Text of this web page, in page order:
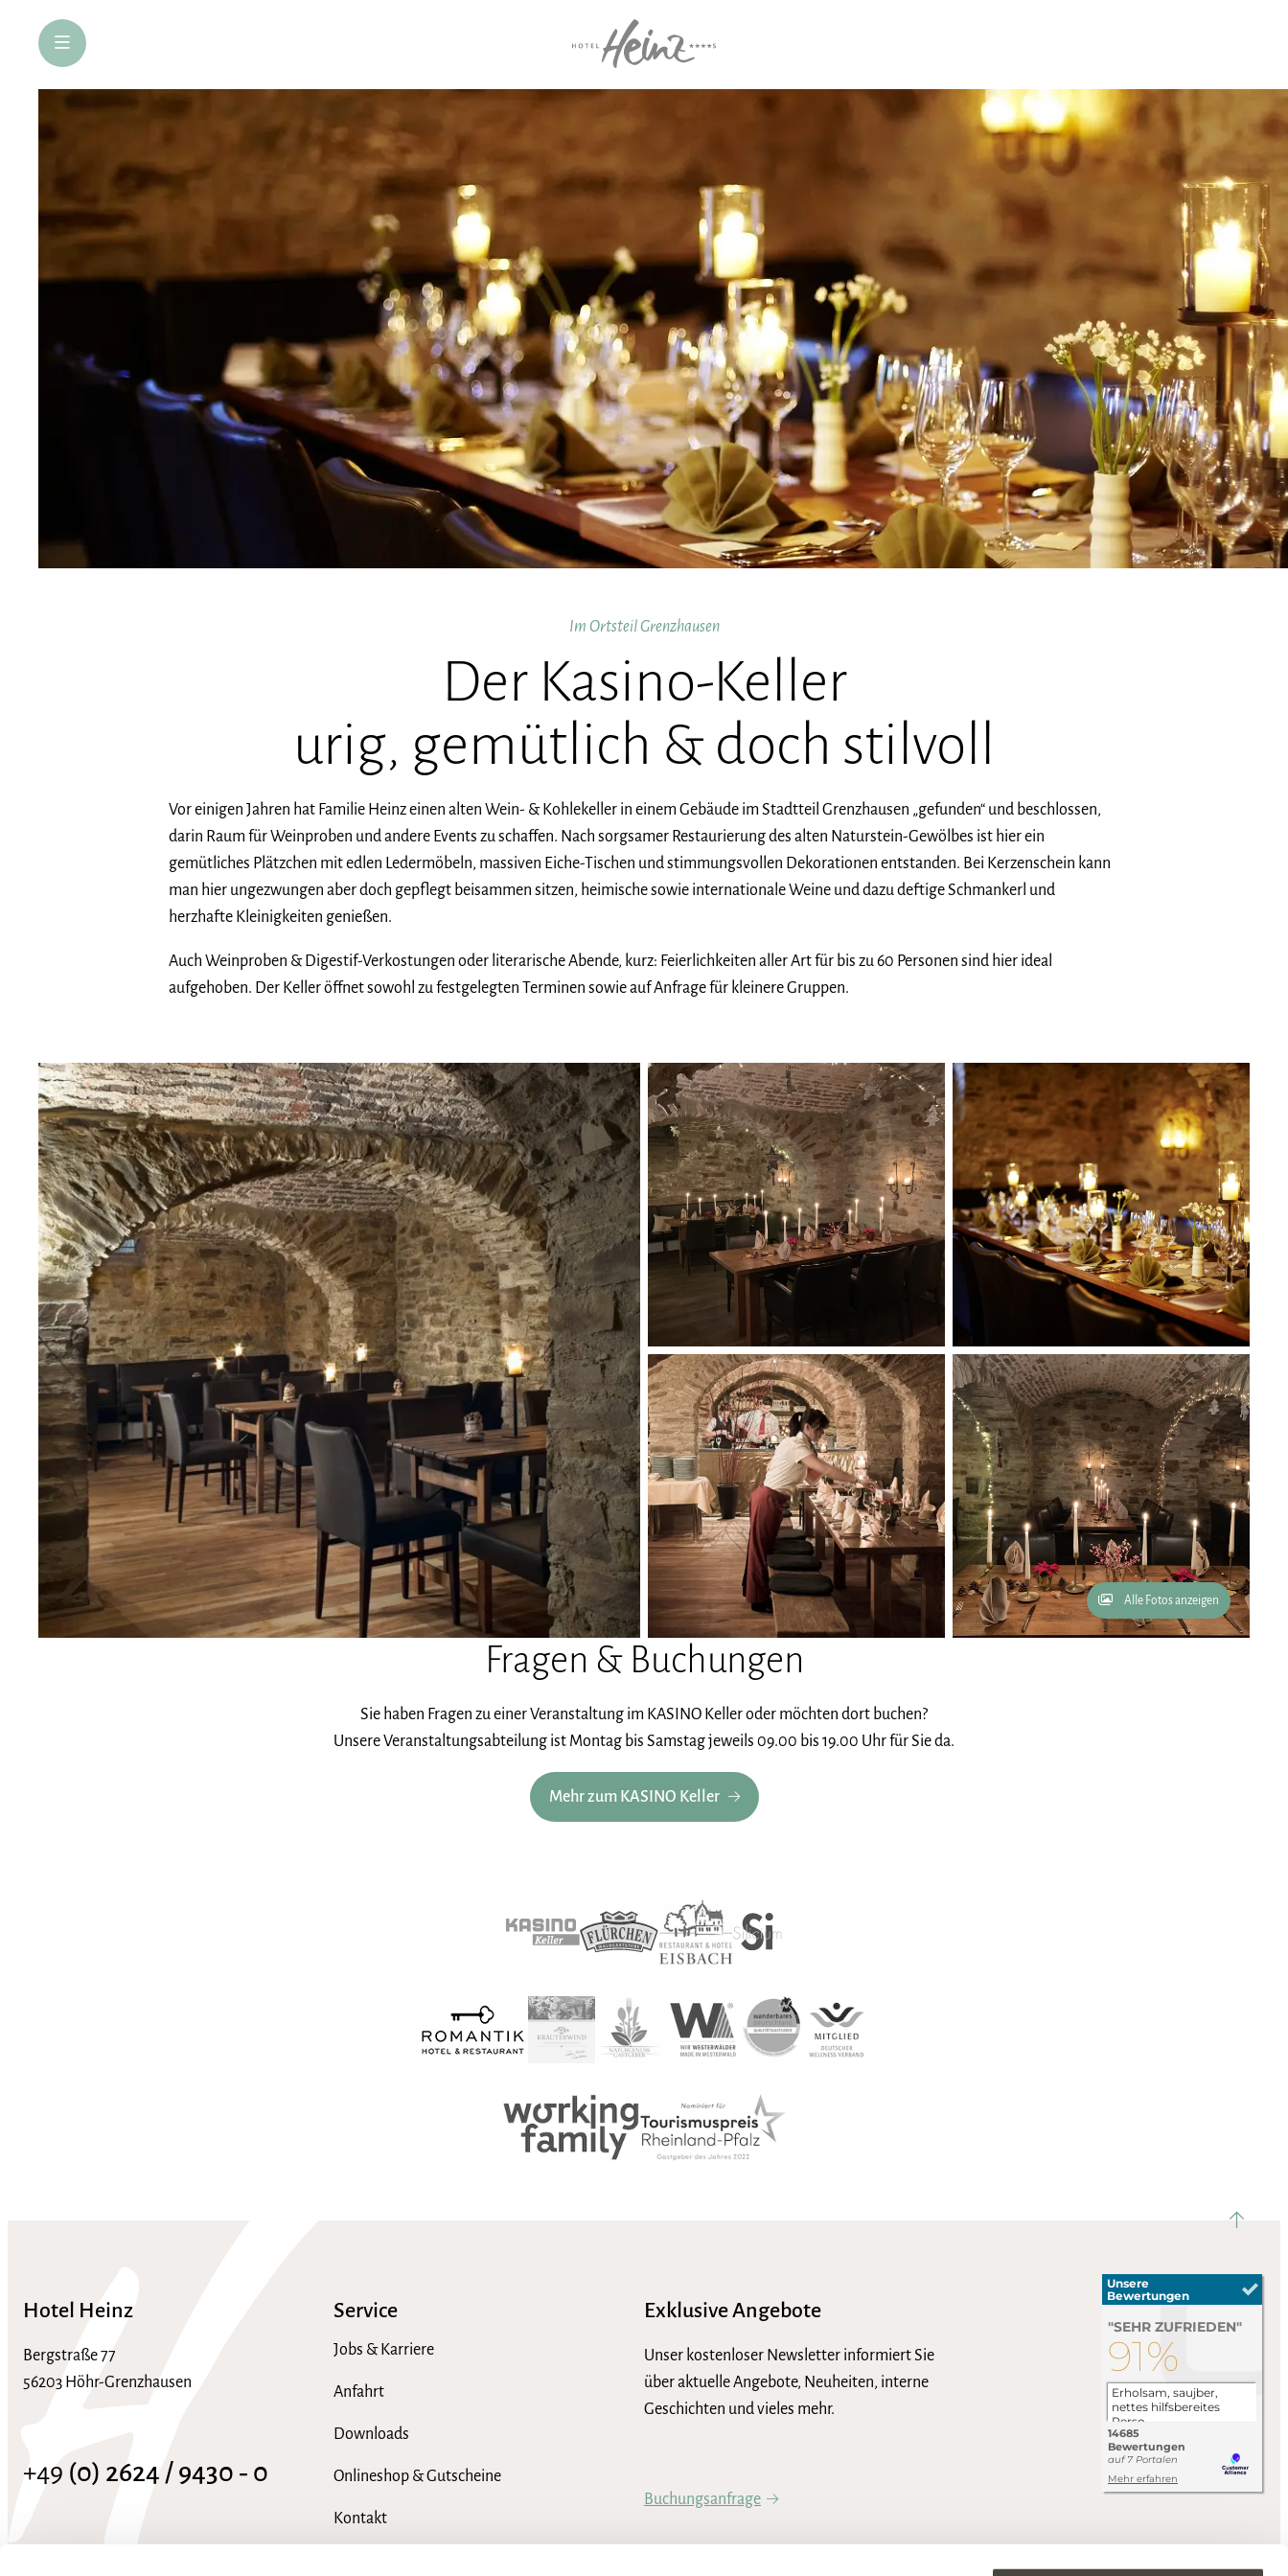
öffne Navigation
Im Ortsteil Grenzhausen
Der Kasino-Keller
urig, gemütlich & doch stilvoll
Vor einigen Jahren hat Familie Heinz einen alten Wein- & Kohlekeller in einem Gebäude im Stadtteil Grenzhausen „gefunden“ und beschlossen,
darin Raum für Weinproben und andere Events zu schaffen. Nach sorgsamer Restaurierung des alten Naturstein-Gewölbes ist hier ein
gemütliches Plätzchen mit edlen Ledermöbeln, massiven Eiche-Tischen und stimmungsvollen Dekorationen entstanden. Bei Kerzenschein kann
man hier ungezwungen aber doch gepflegt beisammen sitzen, heimische sowie internationale Weine und dazu deftige Schmankerl und
herzhafte Kleinigkeiten genießen.
Auch Weinproben & Digestif-Verkostungen oder literarische Abende, kurz: Feierlichkeiten aller Art für bis zu 60 Personen sind hier ideal
aufgehoben. Der Keller öffnet sowohl zu festgelegten Terminen sowie auf Anfrage für kleinere Gruppen.
Alle Fotos anzeigen
Fragen & Buchungen
Sie haben Fragen zu einer Veranstaltung im KASINO Keller oder möchten dort buchen?
Unsere Veranstaltungsabteilung ist Montag bis Samstag jeweils 09.00 bis 19.00 Uhr für Sie da.
Mehr zum KASINO Keller
Hotel Heinz
Bergstraße 77
56203 Höhr-Grenzhausen
+49 (0) 2624 / 9430 ‑ 0
Service
Jobs & Karriere
Anfahrt
Downloads
Onlineshop & Gutscheine
Kontakt
Exklusive Angebote
Unser kostenloser Newsletter informiert Sie
über aktuelle Angebote, Neuheiten, interne
Geschichten und vieles mehr.
Buchungsanfrage